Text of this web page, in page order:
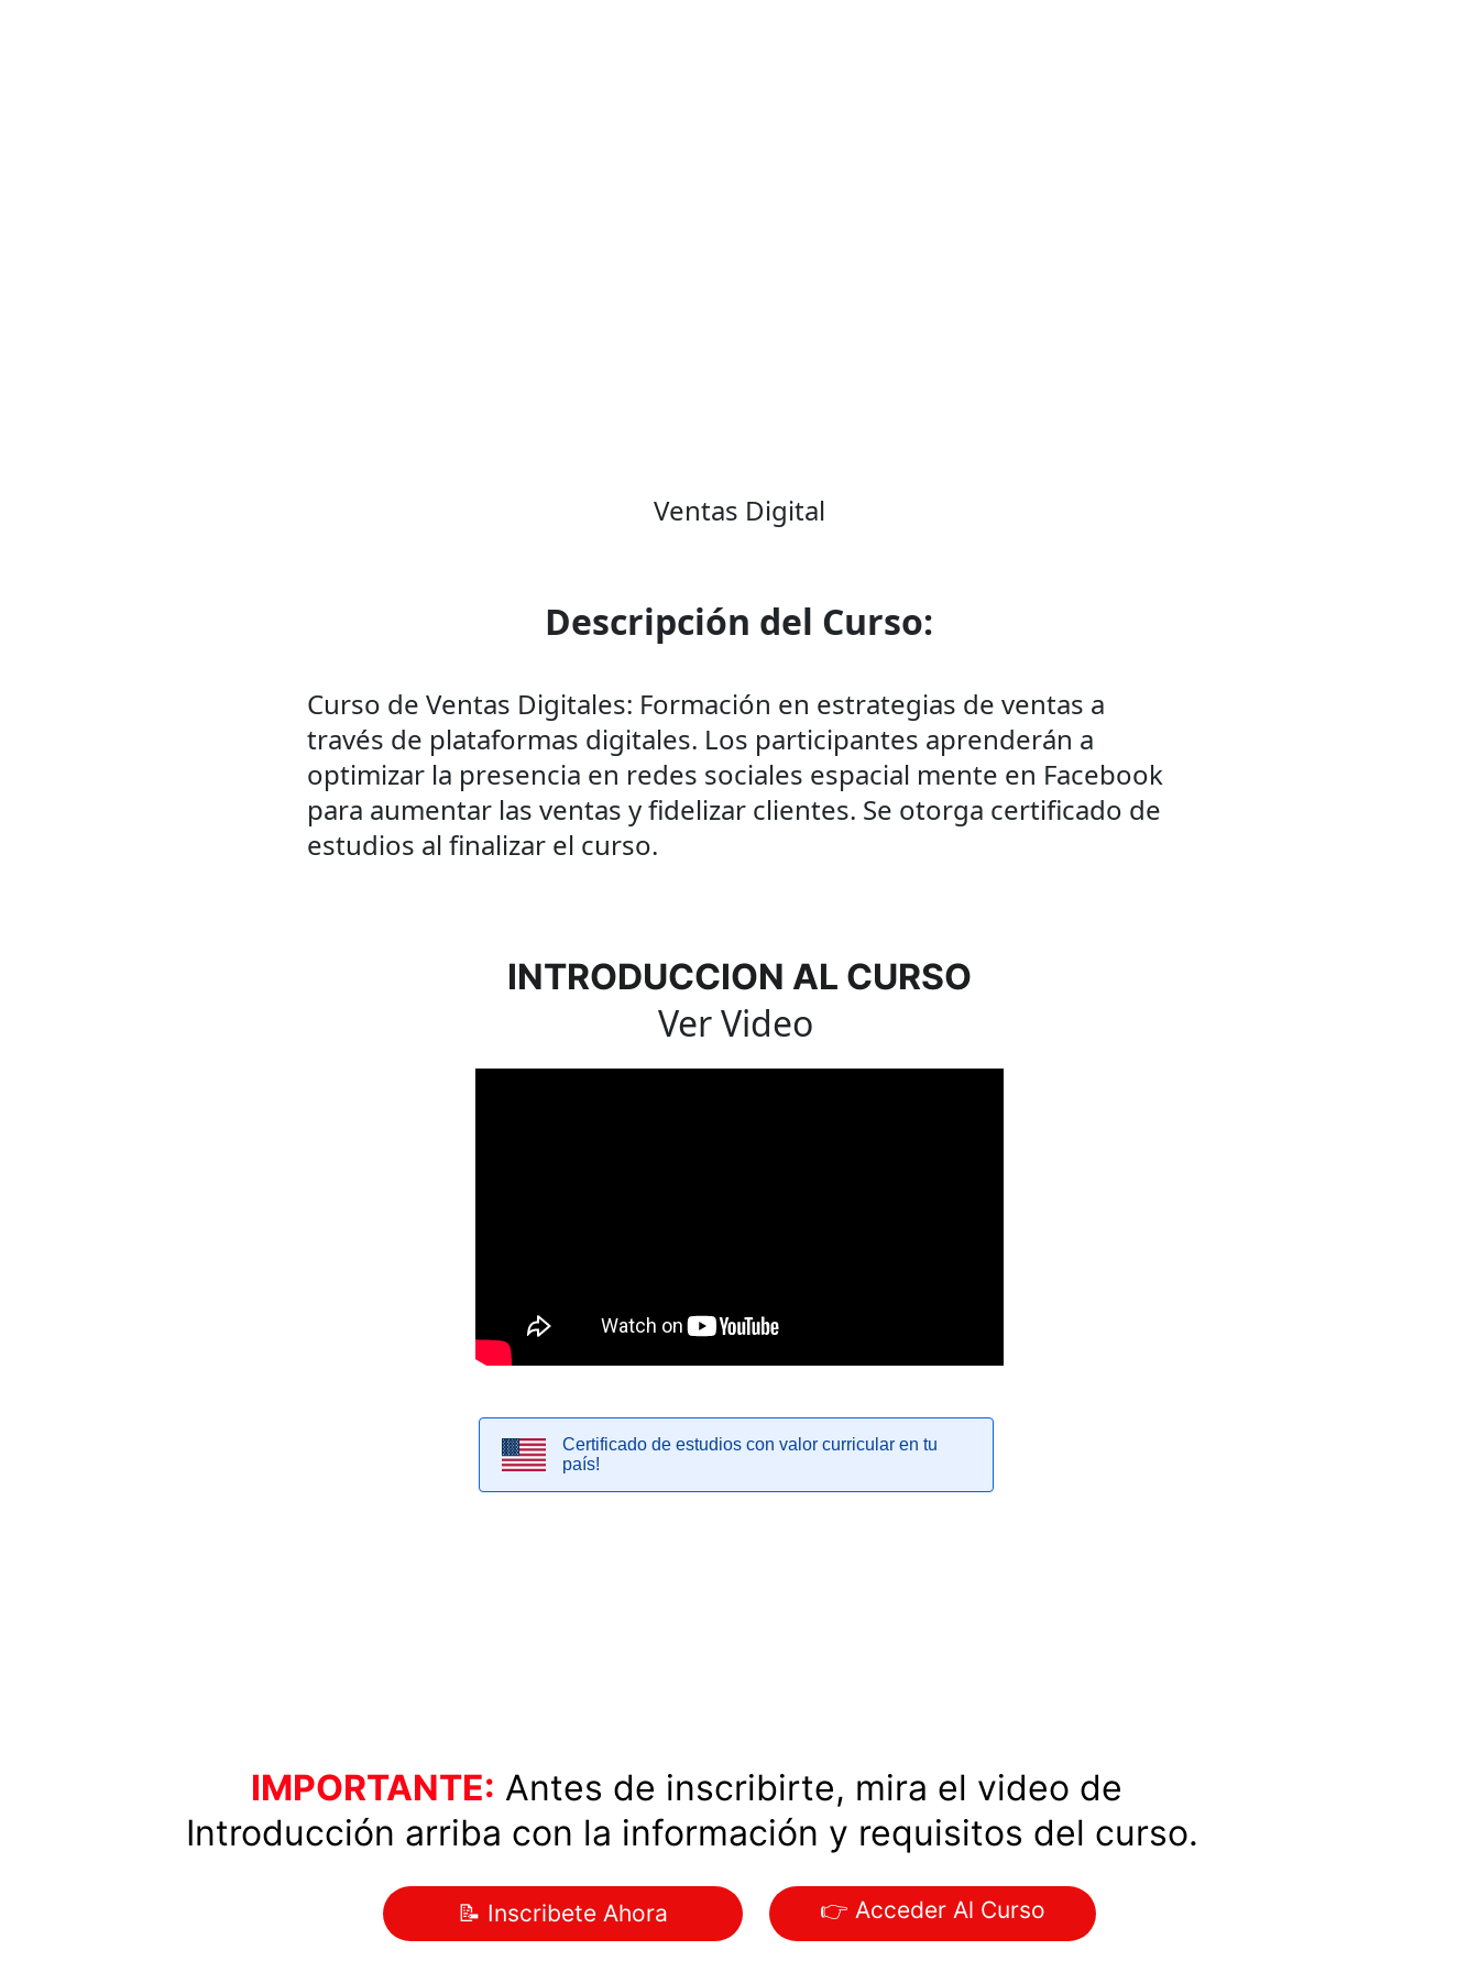
Ventas Digital
Curso de Ventas Digitales: Formación en estrategias de ventas a
través de plataformas digitales. Los participantes aprenderán a
optimizar la presencia en redes sociales espacial mente en Facebook
para aumentar las ventas y fidelizar clientes. Se otorga certificado de
estudios al finalizar el curso.
Descripción del Curso:
INTRODUCCION AL CURSO
Ver Video
📝 Inscribete Ahora 👉 Acceder Al Curso
IMPORTANTE: Antes de inscribirte, mira el video de
Introducción arriba con la información y requisitos del curso.